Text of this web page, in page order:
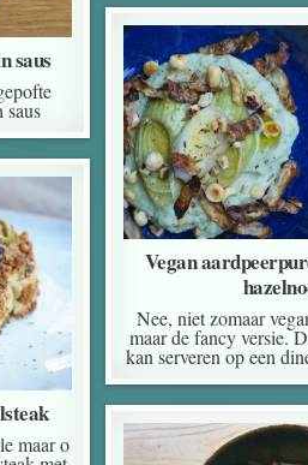
saus
saus
Vegan
Nee, niet zomaar
maar de fancy versie.
kan serveren op een
maar o